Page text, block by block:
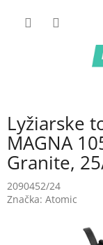
Lyžiarske
MAGNA
Granite,
2090452/24
Značka: Atomic